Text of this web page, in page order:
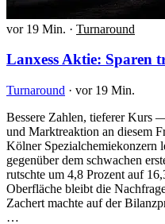
vor 19 Min. · Turnaround
Lanxess Aktie: Sparen
Turnaround · vor 19 Min.
Bessere Zahlen, tieferer Kurs
und Marktreaktion an diesem
Kölner Spezialchemiekonzern
gegenüber dem schwachen
rutschte um 4,8 Prozent auf
Oberfläche bleibt die
Zachert machte auf der
…